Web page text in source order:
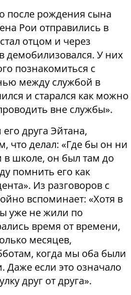
после рождения сына
Рои отправились в
отцом и через
демобилизовался. У них
познакомиться с
между службой в
и старался как можно
вне службы».
друга Эйтана,
что делал: «Где бы он ни
в школе, он был там до
помнить его как
Из разговоров с
вспоминает: «Хотя в
уже не жили по
время от времени,
месяцев,
когда мы оба были
если это означало
друг от друга».